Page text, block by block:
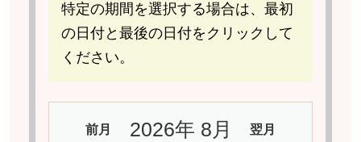
特定の期間を選択する場合は、最初
の日付と最後の日付をクリックして
ください。
前月 翌月
2026年 8月